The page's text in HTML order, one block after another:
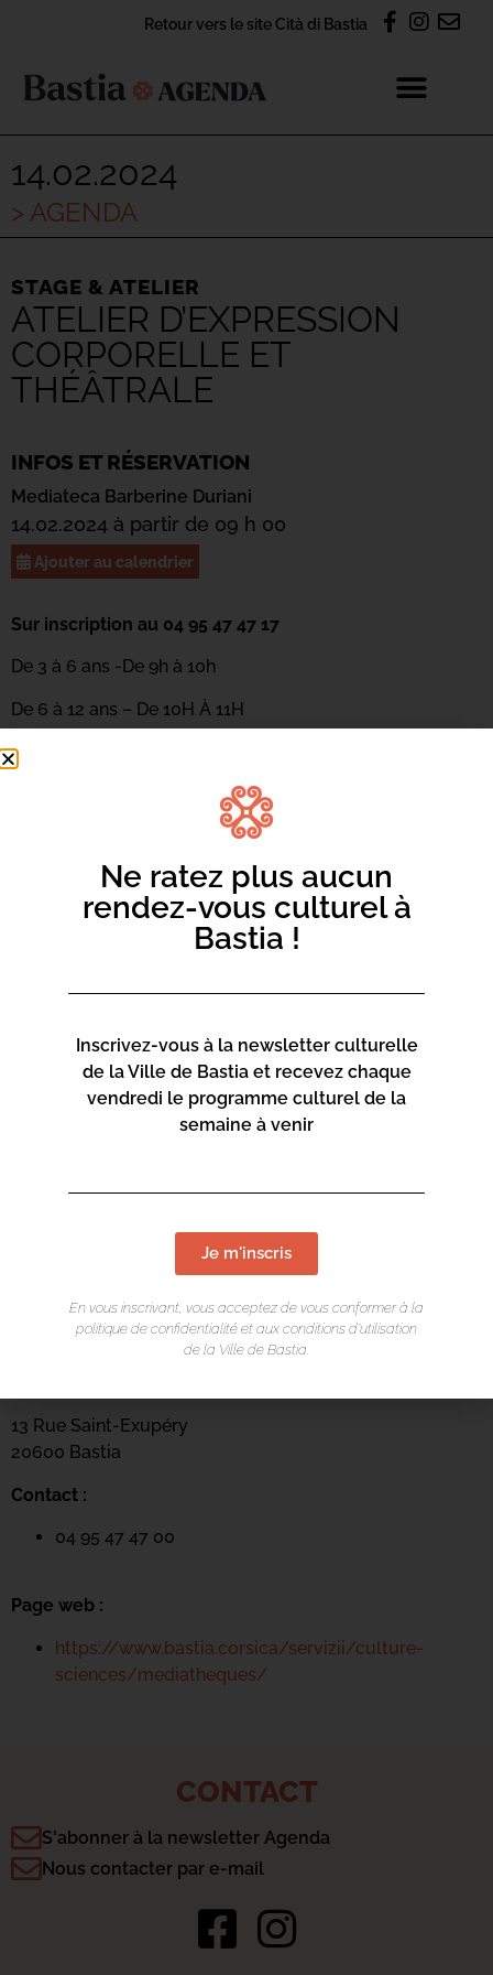
Retour vers le site Cità di Bastia
14.02.2024
> AGENDA
STAGE & ATELIER
ATELIER D’EXPRESSION
CORPORELLE ET
THÉÂTRALE
INFOS ET RÉSERVATION
Mediateca Barberine Duriani
14.02.2024 à partir de 09 h 00
Ajouter au calendrier
Sur inscription au 04 95 47 47 17
De 3 à 6 ans -De 9h à 10h
De 6 à 12 ans – De 10H À 11H
Découverte de la danse de manière ludique en racontant
illustrer un album grâce aux mouvements et feront
appel à l’imaginaire pour explorer le temps, l’espace et le
ABC Danse.
LIEU DE L'ÉVÉNEMENT
13 Rue Saint-Exupéry
20600 Bastia
Contact :
04 95 47 47 00
Page web :
https://www.bastia.corsica/servizii/culture-
sciences/mediatheques/
CONTACT
S'abonner à la newsletter Agenda
Nous contacter par e-mail
Ne ratez plus aucun
rendez-vous culturel à
Bastia !
Inscrivez-vous à la newsletter culturelle
de la Ville de Bastia et recevez chaque
vendredi le programme culturel de la
semaine à venir
Je m'inscris
En vous inscrivant, vous acceptez de vous conformer à la
politique de confidentialité et aux conditions d’utilisation
de la Ville de Bastia.